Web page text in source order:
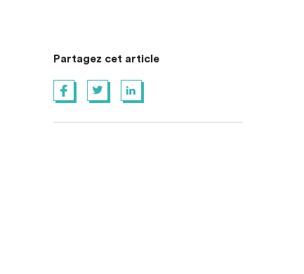
Partagez cet article